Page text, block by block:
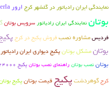
نمایندگی ایران رادیاتور در گلشهر کرج ارور perla
بوتاننمایندگی ایران رادیاتور سرویس بوتان
فردیسمشاوره نصبفروش پکیج در کرج
بوتانمشکل بوتانپکیج دیواری ایران رادیاتور
بوتاننصب بوتانراهنمای نصب بوتانپکیج 24000
کرجگوهردشتپکیج قیمت بوتانپکیج